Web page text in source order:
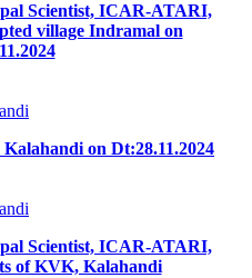
Scientist, ICAR-ATARI,
village Indramal on
on Dt:28.11.2024
Scientist, ICAR-ATARI,
of KVK, Kalahandi